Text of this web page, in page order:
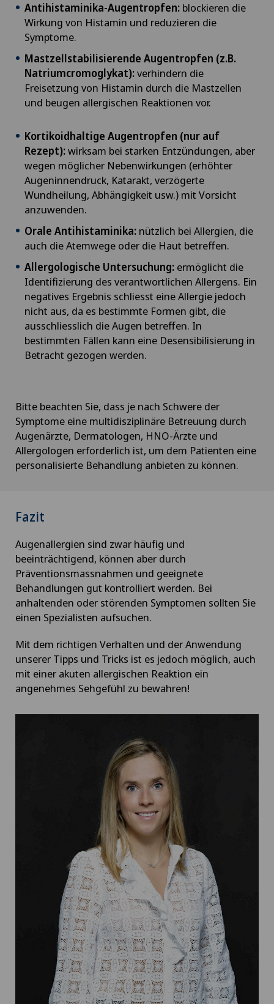
Antihistaminika-Augentropfen: blockieren die
Wirkung von Histamin und reduzieren die
Symptome.
Mastzellstabilisierende Augentropfen (z.B.
Natriumcromoglykat):verhindern die
Freisetzung von Histamin durch die Mastzellen
und beugen allergischen Reaktionen vor.
Kortikoidhaltige Augentropfen (nur auf
Rezept):wirksam bei starken Entzündungen, aber
wegen möglicher Nebenwirkungen (erhöhter
Augeninnendruck, Katarakt, verzögerte
Wundheilung, Abhängigkeit usw.) mit Vorsicht
anzuwenden.
Orale Antihistaminika: nützlich bei Allergien, die
auch die Atemwege oder die Haut betreffen.
Allergologische Untersuchung: ermöglicht die
Identifizierung des verantwortlichen Allergens. Ein
negatives Ergebnis schliesst eine Allergie jedoch
nicht aus, da es bestimmte Formen gibt, die
ausschliesslich die Augen betreffen. In
bestimmten Fällen kann eine Desensibilisierung in
Betracht gezogen werden.
Bitte beachten Sie, dass je nach Schwere der
Symptome eine multidisziplinäre Betreuung durch
Augenärzte, Dermatologen, HNO-Ärzte und
Allergologen erforderlich ist, um dem Patienten eine
personalisierte Behandlung anbieten zu können.
Fazit
Augenallergien sind zwar häufig und
beeinträchtigend, können aber durch
Präventionsmassnahmen und geeignete
Behandlungen gut kontrolliert werden. Bei
anhaltenden oder störenden Symptomen sollten Sie
einen Spezialisten aufsuchen.
Mit dem richtigen Verhalten und der Anwendung
unserer Tipps und Tricks ist es jedoch möglich, auch
mit einer akuten allergischen Reaktion ein
angenehmes Sehgefühl zu bewahren!